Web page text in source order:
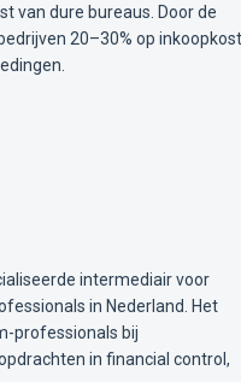
van dure bureaus. Door de
20–30% op
intermediair voor
in Nederland. Het
professionals bij
in financial control,